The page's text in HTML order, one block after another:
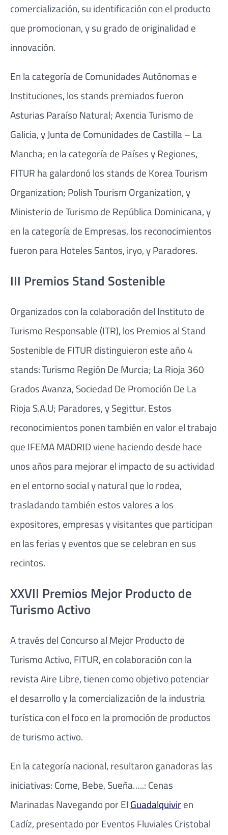
comercialización, su identificación con el producto
que promocionan, y su grado de originalidad e
innovación.
En la categoría de Comunidades Autónomas e
Instituciones, los stands premiados fueron
Asturias Paraíso Natural; Axencia Turismo de
Galicia, y Junta de Comunidades de Castilla – La
Mancha; en la categoría de Países y Regiones,
FITUR ha galardonó los stands de Korea Tourism
Organization; Polish Tourism Organization, y
Ministerio de Turismo de República Dominicana, y
en la categoría de Empresas, los reconocimientos
fueron para Hoteles Santos, iryo, y Paradores.
III Premios Stand Sostenible
Organizados con la colaboración del Instituto de
Turismo Responsable (ITR), los Premios al Stand
Sostenible de FITUR distinguieron este año 4
stands: Turismo Región De Murcia; La Rioja 360
Grados Avanza, Sociedad De Promoción De La
Rioja S.A.U; Paradores, y Segittur. Estos
reconocimientos ponen también en valor el trabajo
que IFEMA MADRID viene haciendo desde hace
unos años para mejorar el impacto de su actividad
en el entorno social y natural que lo rodea,
trasladando también estos valores a los
expositores, empresas y visitantes que participan
en las ferias y eventos que se celebran en sus
recintos.
XXVII Premios Mejor Producto de
Turismo Activo
A través del Concurso al Mejor Producto de
Turismo Activo, FITUR, en colaboración con la
revista Aire Libre, tienen como objetivo potenciar
el desarrollo y la comercialización de la industria
turística con el foco en la promoción de productos
de turismo activo.
En la categoría nacional, resultaron ganadoras las
iniciativas: Come, Bebe, Sueña…..: Cenas
Marinadas Navegando por El Guadalquiviren
Cadíz, presentado por Eventos Fluviales Cristobal